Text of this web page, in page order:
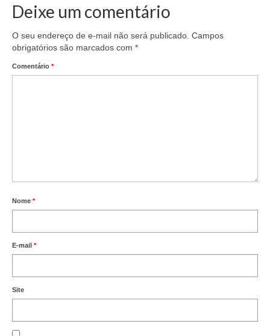
Deixe um comentário
O seu endereço de e-mail não será publicado. Campos
obrigatórios são marcados com *
Comentário *
Nome *
E-mail *
Site